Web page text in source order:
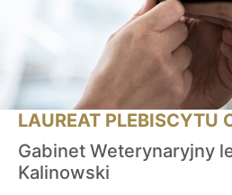
LAUREAT PLEBISCYTU
Gabinet Weterynaryjny
Kalinowski